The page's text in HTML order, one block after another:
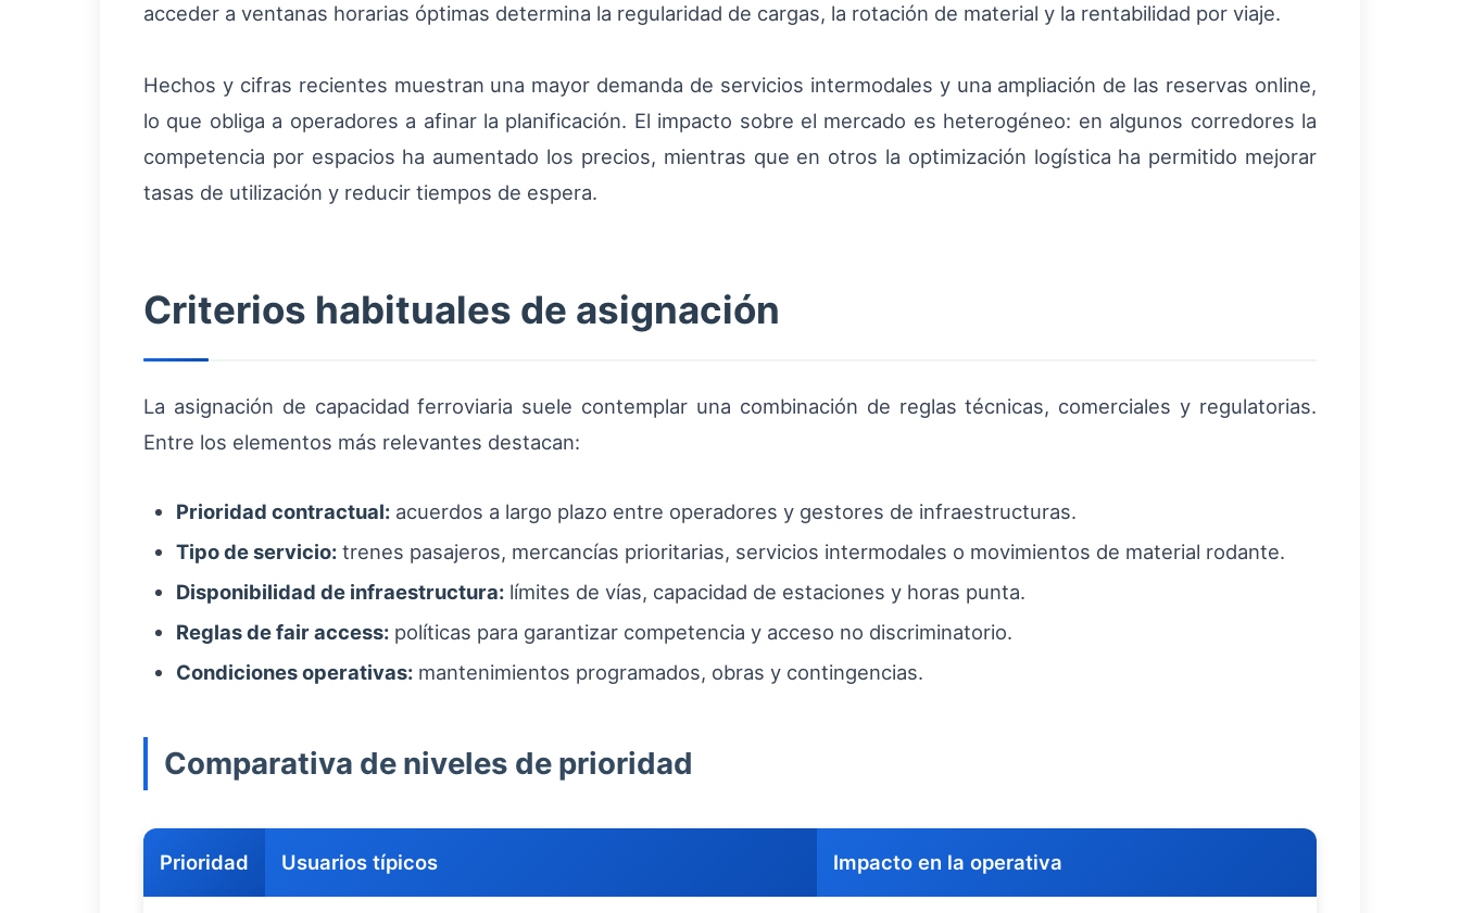
acceder a ventanas horarias óptimas determina la regularidad de cargas, la rotación de material y la rentabilidad por viaje.
Hechos y cifras recientes muestran una mayor demanda de servicios intermodales y una ampliación de las reservas online,
lo que obliga a operadores a afinar la planificación. El impacto sobre el mercado es heterogéneo: en algunos corredores la
competencia por espacios ha aumentado los precios, mientras que en otros la optimización logística ha permitido mejorar
tasas de utilización y reducir tiempos de espera.
Criterios habituales de asignación
La asignación de capacidad ferroviaria suele contemplar una combinación de reglas técnicas, comerciales y regulatorias.
Entre los elementos más relevantes destacan:
Prioridad contractual: acuerdos a largo plazo entre operadores y gestores de infraestructuras.
Tipo de servicio: trenes pasajeros, mercancías prioritarias, servicios intermodales o movimientos de material rodante.
Disponibilidad de infraestructura: límites de vías, capacidad de estaciones y horas punta.
Reglas de fair access: políticas para garantizar competencia y acceso no discriminatorio.
Condiciones operativas: mantenimientos programados, obras y contingencias.
Comparativa de niveles de prioridad
Prioridad Usuarios típicos Impacto en la operativa